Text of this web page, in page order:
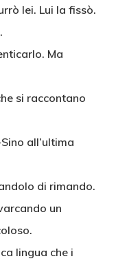
lei. Lui la fissò.
Ma
si raccontano
all’ultima
di rimando.
un
lingua che i